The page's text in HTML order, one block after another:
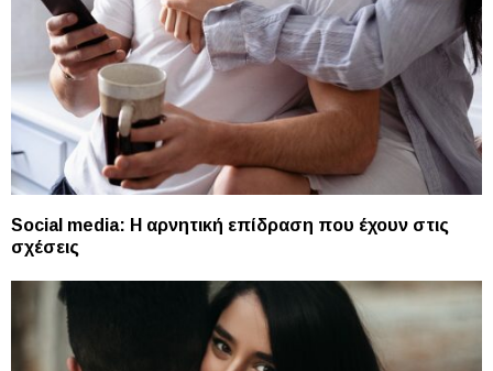
Social media: Η αρνητική επίδραση που έχουν στις
σχέσεις